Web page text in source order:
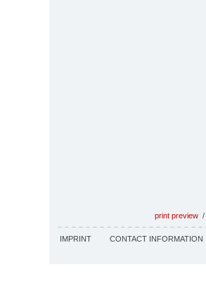
print preview /
IMPRINT CONTACT INFORMATION